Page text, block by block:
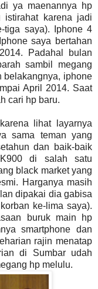
ya maenannya hp
istirahat karena jadi
tiga saya). Iphone 4
saya bertahan
Padahal bulan
sambil megang
belakangnya, iphone
April 2014. Saat
cari hp baru.
lihat layarnya
sama teman yang
dan baik-baik
di salah satu
black market yang
Harganya masih
dipakai dia gabisa
ke-lima saya).
buruk main hp
smartphone dan
rajin menatap
di Sumbar udah
hp melulu.